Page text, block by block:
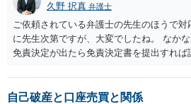
久野 択真 弁護士
ご依頼されている弁護士の先生のほうで
に先生次第ですが、大変でしたね。 なか
免責決定が出たら免責決定書を提出すれ
自己破産と口座売買と関係